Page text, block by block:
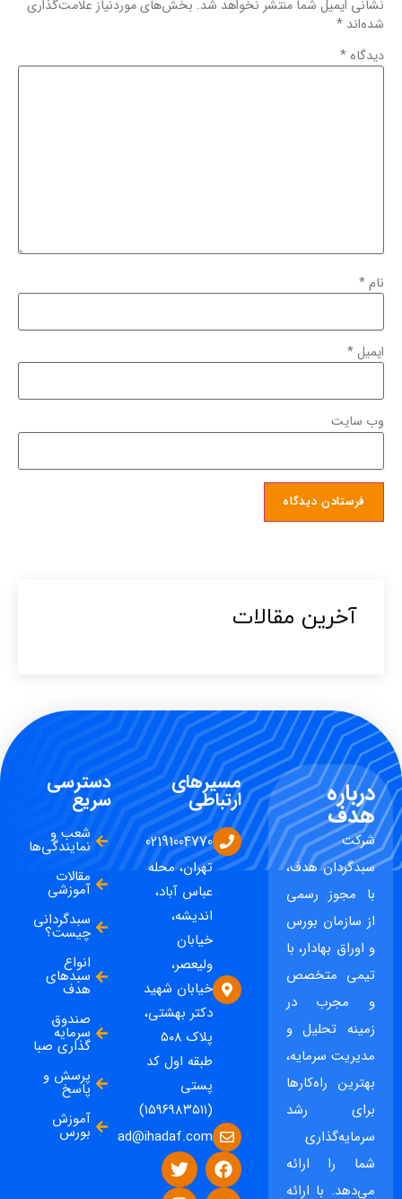
نشانی ایمیل شما منتشر نخواهد شد. بخش‌های موردنیاز علامت‌گذاری
شده‌اند *
دیدگاه *
نام*
ایمیل*
وب‌ سایت
آخرین مقالات​
درباره
هدف
شرکت
سبدگردان هدف،
با مجوز رسمی
از سازمان بورس
و اوراق بهادار، با
تیمی متخصص
و مجرب در
زمینه تحلیل و
مدیریت سرمایه،
بهترین راه‌کارها
برای رشد
سرمایه‌گذاری
شما را ارائه
می‌دهد. با ارائه
مسیرهای
ارتباطی
02191004770
تهران، محله
عباس آباد،
اندیشه،
خیابان
ولیعصر،
خیابان شهید
دکتر بهشتی،
پلاک ۵۰۸
طبقه اول کد
پستی
(۱۵۹۶۹۸۳۵۱۱)
ad@ihadaf.com
دسترسی
سریع
شعب و
نمایندگی‌ها
مقالات
آموزشی
سبدگردانی
چیست؟
انواع
سبدهای
هدف
صندوق
سرمایه
گذاری صبا
پرسش و
پاسخ
آموزش
بورس